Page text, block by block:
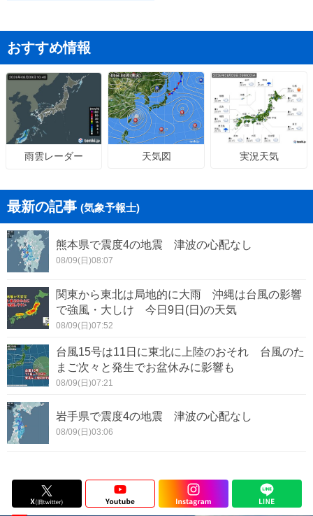
おすすめ情報
雨雲レーダー 天気図 実況天気
最新の記事 (気象予報士)
熊本県で震度4の地震 津波の心配なし
08/09(日)08:07
関東から東北は局地的に大雨 沖縄は台風の影響
で強風・大しけ 今日9日(日)の天気
08/09(日)07:52
台風15号は11日に東北に上陸のおそれ 台風のた
まご次々と発生でお盆休みに影響も
08/09(日)07:21
岩手県で震度4の地震 津波の心配なし
08/09(日)03:06